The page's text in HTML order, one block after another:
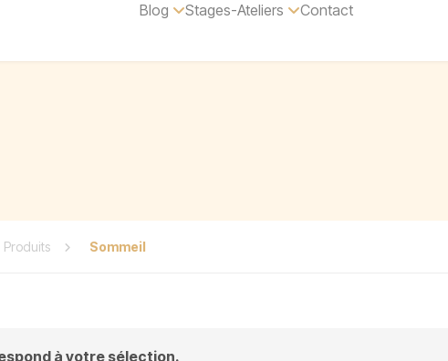
Blog Stages-Ateliers Contact
Produits Sommeil
à votre sélection.